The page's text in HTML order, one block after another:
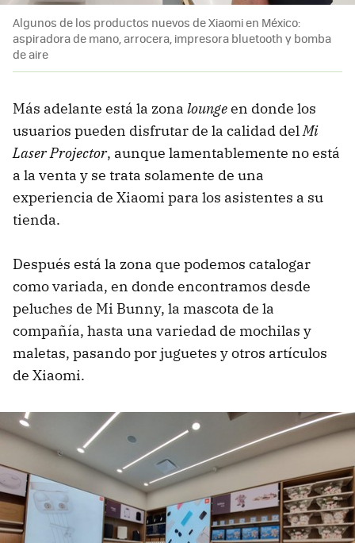
Algunos de los productos nuevos de Xiaomi en México:
aspiradora de mano, arrocera, impresora bluetooth y bomba
de aire
Más adelante está la zona loungeen donde los
usuarios pueden disfrutar de la calidad delMi
Laser Projector, aunque lamentablemente no está
a la venta y se trata solamente de una
experiencia de Xiaomi para los asistentes a su
tienda.
Después está la zona que podemos catalogar
como variada, en donde encontramos desde
peluches de Mi Bunny, la mascota de la
compañía, hasta una variedad de mochilas y
maletas, pasando por juguetes y otros artículos
de Xiaomi.